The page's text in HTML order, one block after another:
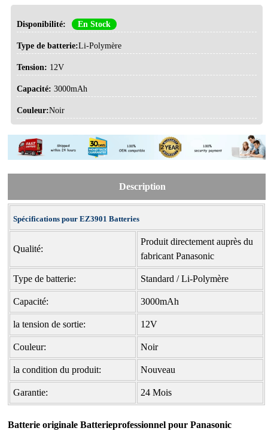
Disponibilité: En Stock
Type de batterie:Li-Polymère
Tension: 12V
Capacité: 3000mAh
Couleur:Noir
Description
Spécifications pour EZ3901 Batteries
Qualité:
Produit directement auprès du
fabricant Panasonic
Type de batterie: Standard / Li-Polymère
Capacité: 3000mAh
la tension de sortie: 12V
Couleur: Noir
la condition du produit: Nouveau
Garantie: 24 Mois
Batterie originale Batterieprofessionnel pour Panasonic